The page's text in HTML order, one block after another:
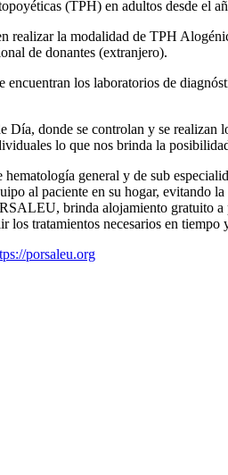
(TPH) en adultos desde el
realizar la modalidad de TPH
de donantes (extranjero).
encuentran los laboratorios de
Día, donde se controlan y se
lo que nos brinda la
general y de sub
al paciente en su hogar, evitando
brinda alojamiento gratuito
los tratamientos necesarios en
porsaleu.org